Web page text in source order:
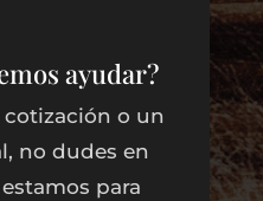
ayudar?
cotización o un
no dudes en
para